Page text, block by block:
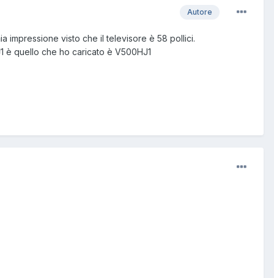
Autore
impressione visto che il televisore è 58 pollici.
è quello che ho caricato è V500HJ1